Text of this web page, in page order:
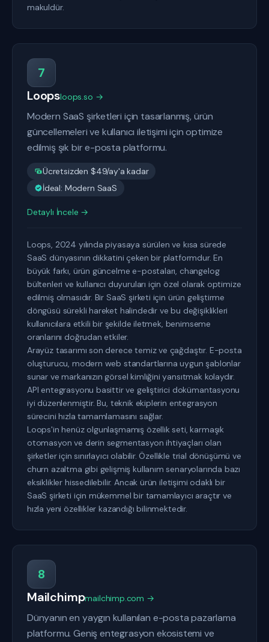
makuldür.
7
Loopsloops.so →
Modern SaaS şirketleri için tasarlanmış, ürün
güncellemeleri ve kullanıcı iletişimi için optimize
edilmiş şık bir e-posta platformu.
Ücretsizden $49/ay'a kadar
İdeal: Modern SaaS
Detaylı İncele →
Loops, 2024 yılında piyasaya sürülen ve kısa sürede
SaaS dünyasının dikkatini çeken bir platformdur. En
büyük farkı, ürün güncelme e-postaları, changelog
bültenleri ve kullanıcı duyuruları için özel olarak optimize
edilmiş olmasıdır. Bir SaaS şirketi için ürün geliştirme
döngüsü sürekli hareket halindedir ve bu değişiklikleri
kullanıcılara etkili bir şekilde iletmek, benimseme
oranlarını doğrudan etkiler.
Arayüz tasarımı son derece temiz ve çağdaştır. E-posta
oluşturucu, modern web standartlarına uygun şablonlar
sunar ve markanızın görsel kimliğini yansıtmak kolaydır.
API entegrasyonu basittir ve geliştirici dokümantasyonu
iyi düzenlenmiştir. Bu, teknik ekiplerin entegrasyon
sürecini hızla tamamlamasını sağlar.
Loops'in henüz olgunlaşmamış özellik seti, karmaşık
otomasyon ve derin segmentasyon ihtiyaçları olan
şirketler için sınırlayıcı olabilir. Özellikle trial dönüşümü ve
churn azaltma gibi gelişmiş kullanım senaryolarında bazı
eksiklikler hissedilebilir. Ancak ürün iletişimi odaklı bir
SaaS şirketi için mükemmel bir tamamlayıcı araçtır ve
hızla yeni özellikler kazandığı bilinmektedir.
8
Mailchimpmailchimp.com →
Dünyanın en yaygın kullanılan e-posta pazarlama
platformu. Geniş entegrasyon ekosistemi ve